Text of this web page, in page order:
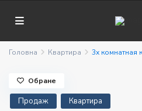
Головна Квартира 3х комнатная
Продаж Квартира
Обране